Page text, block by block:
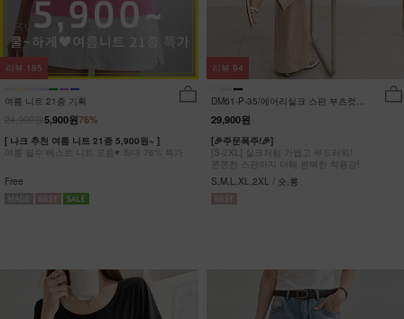
여름 니트 21종 기획
76%
5,900원
[ 나크 추천 여름 니트 21종 5,900원~ ]
여름 필수 베스트 니트 모음♥ 최대 76% 특가
Free
리뷰 185
DM61-P-35/에어리실크 스판 부츠컷팬
29,900원
[🎉주문폭주!🎉]
[S-2XL] 실크처럼 가볍고 부드러워!
쫀쫀한 스판까지 더해 완벽한 착용감!
S,M,L,XL,2XL / 숏,롱
리뷰 94